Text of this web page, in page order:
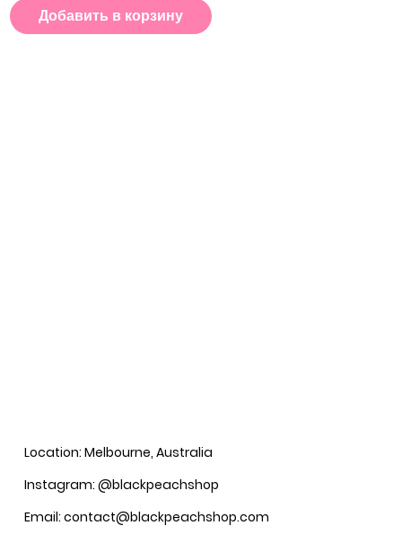
Добавить в корзину
Location: Melbourne, Australia
Instagram: @blackpeachshop
Email: contact@blackpeachshop.com